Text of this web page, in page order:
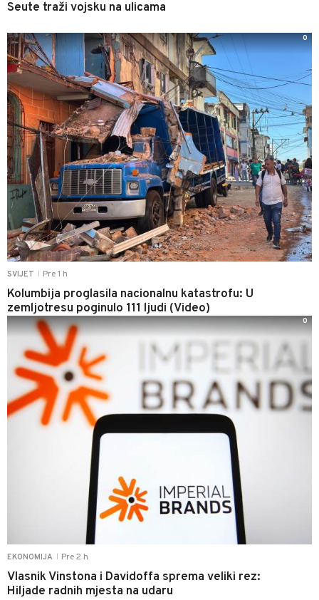
Seute traži vojsku na ulicama
SVIJET Pre 1 h
Kolumbija proglasila nacionalnu katastrofu: U
zemljotresu poginulo 111 ljudi (Video)
0
EKONOMIJA Pre 2 h
Vlasnik Vinstona i Davidoffa sprema veliki rez:
Hiljade radnih mjesta na udaru
0